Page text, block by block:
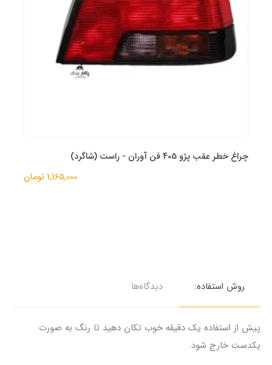
چراغ خطر عقب پژو 405 فن آوران - راست (شاگرد)
1,165,000 تومان
روش استفاده: دیدگاه‌ها
پیش از استفاده یک دقیقه خوب تکان دهید تا رنگ به صورت
یکدست خارج شود.